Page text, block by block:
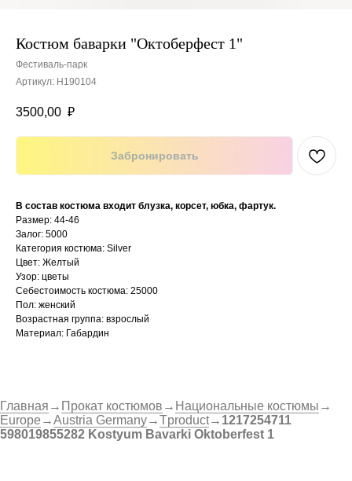
Костюм баварки "Октоберфест 1"
Фестиваль-парк
Артикул: H190104
3500,00 ₽
Забронировать
В состав костюма входит блузка, корсет, юбка, фартук.
Размер: 44-46
Залог: 5000
Категория костюма: Silver
Цвет: Желтый
Узор: цветы
Себестоимость костюма: 25000
Пол: женский
Возрастная группа: взрослый
Материал: Габардин
Главная → Прокат костюмов → Национальные костюмы →
Europe →Austria Germany→Tproduct→ 1217254711
598019855282 Kostyum Bavarki Oktoberfest 1